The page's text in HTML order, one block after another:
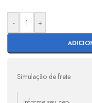
- +
Simulação de frete